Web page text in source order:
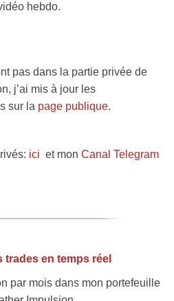
hebdo.
pas dans la partie privée de
j’ai mis à jour les
sur la page publique.
ici et mon Canal Telegram
trades en temps réel
par mois dans mon portefeuille